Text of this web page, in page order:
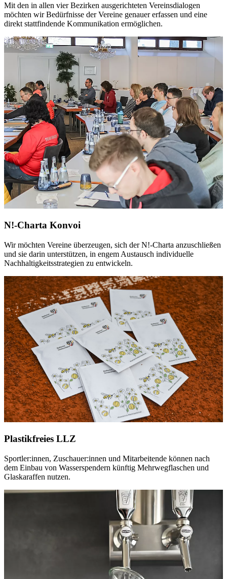
Mit den in allen vier Bezirken ausgerichteten Vereinsdialogen
möchten wir Bedürfnisse der Vereine genauer erfassen und eine
direkt stattfindende Kommunikation ermöglichen.
N!-Charta Konvoi
Wir möchten Vereine überzeugen, sich der N!-Charta anzuschließen
und sie darin unterstützen, in engem Austausch individuelle
Nachhaltigkeitsstrategien zu entwickeln.
Plastikfreies LLZ
Sportler:innen, Zuschauer:innen und Mitarbeitende können nach
dem Einbau von Wasserspendern künftig Mehrwegflaschen und
Glaskaraffen nutzen.